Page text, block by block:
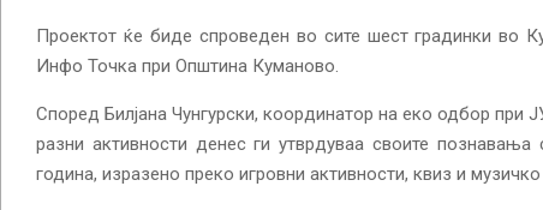
Проектот ќе биде спроведен во сите шест градинки во
Инфо Точка при Општина Куманово.
Според Билјана Чунгурски, координатор на еко одбор при
разни активности денес ги утврдуваа своите познавања
година, изразено преко игровни активности, квиз и